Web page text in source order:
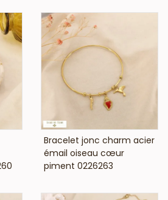
VOIR LE PRIX
Bracelet jonc charm acier
émail oiseau cœur
piment 0226263